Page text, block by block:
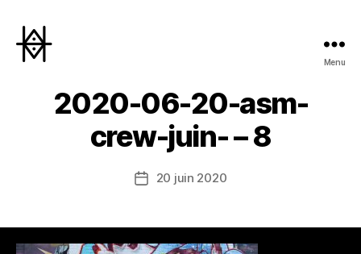
Menu
2020-06-20-asm-
crew-juin- – 8
Date20 juin 2020